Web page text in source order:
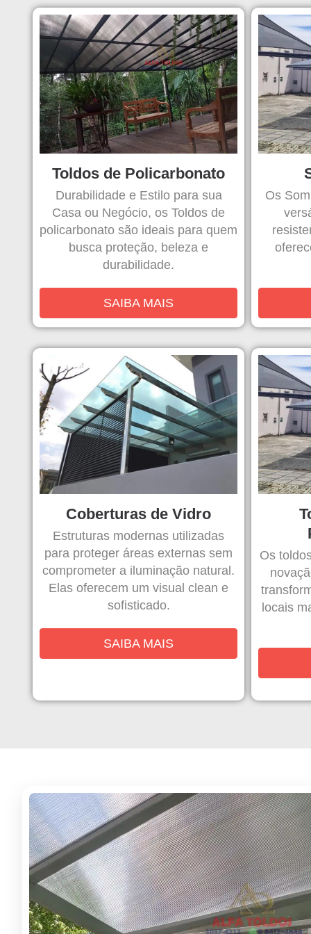
Toldos de Policarbonato
Durabilidade e Estilo para sua
Casa ou Negócio, os Toldos de
policarbonato são ideais para quem
busca proteção, beleza e
durabilidade.
SAIBA MAIS
Os
Coberturas de Vidro
Estruturas modernas utilizadas
para proteger áreas externas sem
comprometer a iluminação natural.
Elas oferecem um visual clean e
sofisticado.
SAIBA MAIS
Os
locais